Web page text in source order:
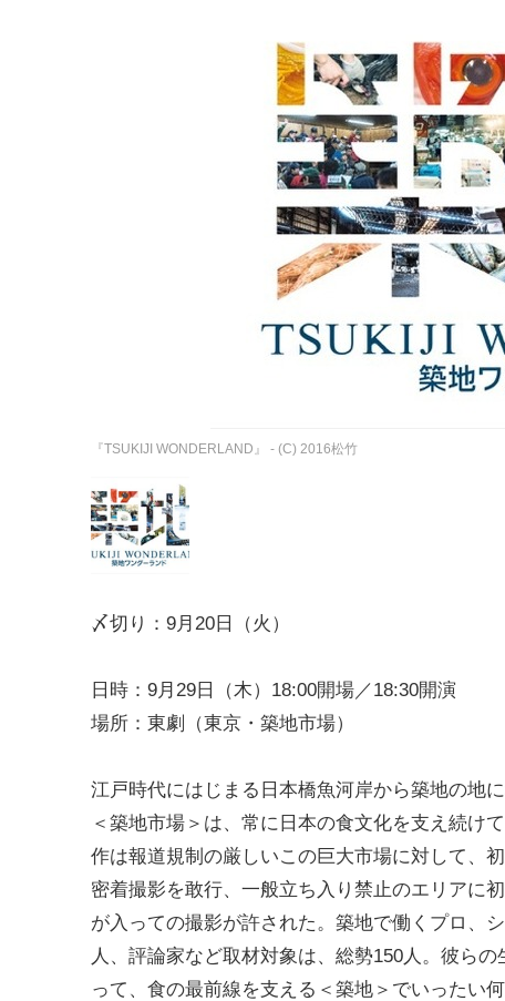
『TSUKIJI WONDERLAND』 - (C) 2016松竹
〆切り：9月20日（火）
日時：9月29日（木）18:00開場／18:30開演
場所：東劇（東京・築地市場）
江戸時代にはじまる日本橋魚河岸から築地の地に
＜築地市場＞は、常に日本の食文化を支え続け
作は報道規制の厳しいこの巨大市場に対して、
密着撮影を敢行、一般立ち入り禁止のエリアに
が入っての撮影が許された。築地で働くプロ、
人、評論家など取材対象は、総勢150人。彼らの
って、食の最前線を支える＜築地＞でいったい